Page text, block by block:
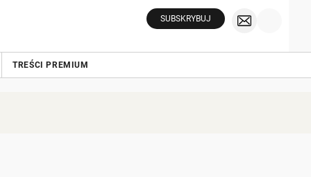
SUBSKRYBUJ
TREŚCI PREMIUM